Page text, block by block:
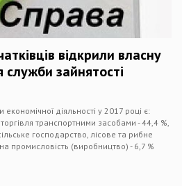
відкрили власну
служби зайнятості
діяльності у 2017 році є:
транспортними засобами - 44,4 %,
господарство, лісове та рибне
промисловість (виробництво) - 6,7 %